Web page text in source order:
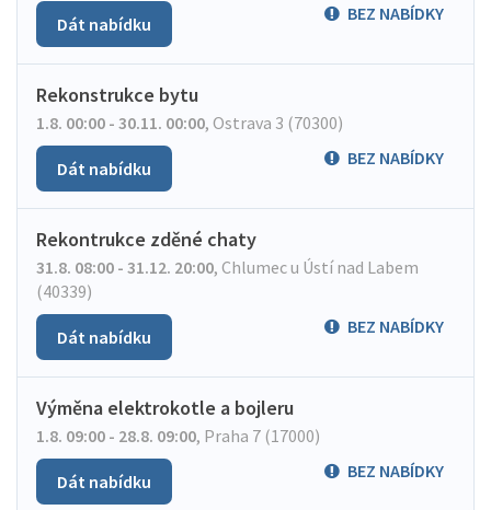
BEZ NABÍDKY
Dát nabídku
Rekonstrukce bytu
1.8. 00:00 - 30.11. 00:00, Ostrava 3 (70300)
BEZ NABÍDKY
Dát nabídku
Rekontrukce zděné chaty
31.8. 08:00 - 31.12. 20:00, Chlumec u Ústí nad Labem
(40339)
BEZ NABÍDKY
Dát nabídku
Výměna elektrokotle a bojleru
1.8. 09:00 - 28.8. 09:00, Praha 7 (17000)
BEZ NABÍDKY
Dát nabídku